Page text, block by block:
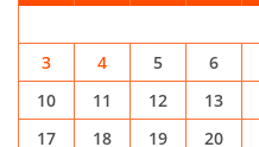
3
4 5 6
10
11 12 13
17
18 19 20